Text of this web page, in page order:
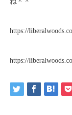
https://
https://